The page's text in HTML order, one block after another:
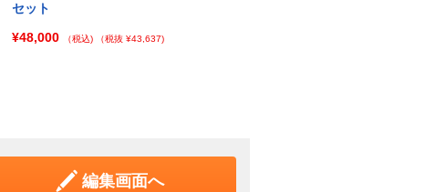
セット
¥48,000
（税込) （税抜 ¥43,637)
編集画面へ